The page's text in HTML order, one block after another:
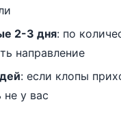
2-3 дня: по
направление
: если клопы
у вас